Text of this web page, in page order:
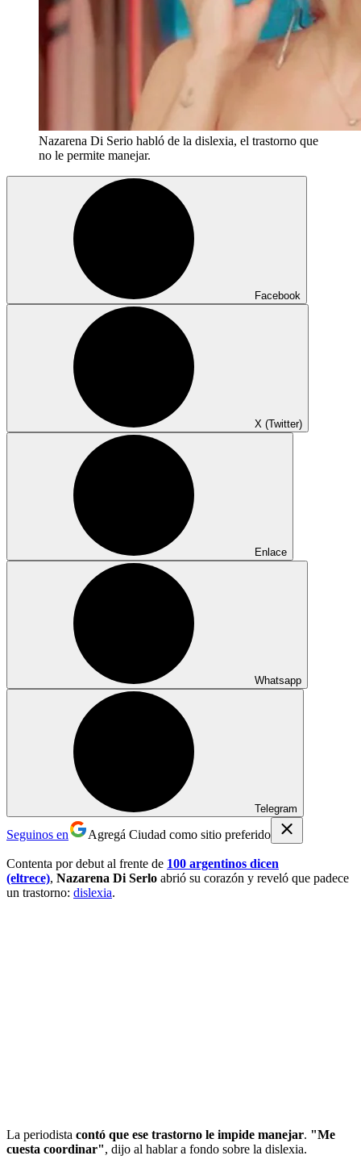
Nazarena Di Serio habló de la dislexia, el trastorno que
no le permite manejar.
Facebook
X (Twitter)
Enlace
Whatsapp
Telegram
Seguinos en Agregá Ciudad como sitio preferido
Contenta por debut al frente de 100 argentinos dicen
(eltrece), Nazarena Di Serlo abrió su corazón y reveló que padece
un trastorno: dislexia.
La periodista contó que ese trastorno le impide manejar. "Me
cuesta coordinar", dijo al hablar a fondo sobre la dislexia.